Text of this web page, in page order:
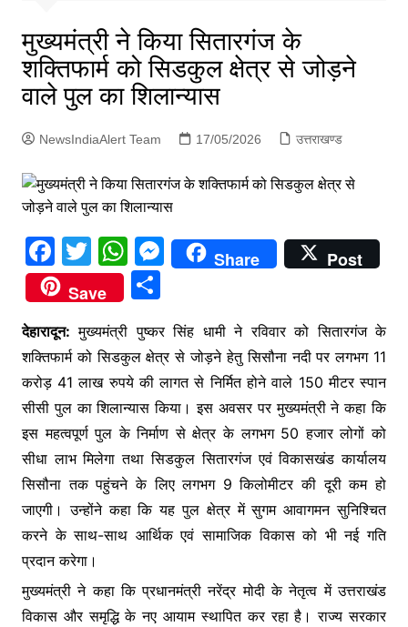
मुख्यमंत्री ने किया सितारगंज के
शक्तिफार्म को सिडकुल क्षेत्र से जोड़ने
वाले पुल का शिलान्यास
NewsIndiaAlert Team 17/05/2026 उत्तराखण्ड
F
a
c
e
b
o
o
k
T
w
itt
er
W
h
at
s
A
p
p
M
e
s
e
n
g
er
Share
Post
Save
S
ar
e
देहारादून: मुख्यमंत्री पुष्कर सिंह धामी ने रविवार को सितारगंज के
शक्तिफार्म को सिडकुल क्षेत्र से जोड़ने हेतु सिसौना नदी पर लगभग 11
करोड़ 41 लाख रुपये की लागत से निर्मित होने वाले 150 मीटर स्पान
सीसी पुल का शिलान्यास किया। इस अवसर पर मुख्यमंत्री ने कहा कि
इस महत्वपूर्ण पुल के निर्माण से क्षेत्र के लगभग 50 हजार लोगों को
सीधा लाभ मिलेगा तथा सिडकुल सितारगंज एवं विकासखंड कार्यालय
सिसौना तक पहुंचने के लिए लगभग 9 किलोमीटर की दूरी कम हो
जाएगी। उन्होंने कहा कि यह पुल क्षेत्र में सुगम आवागमन सुनिश्चित
करने के साथ-साथ आर्थिक एवं सामाजिक विकास को भी नई गति
प्रदान करेगा।
मुख्यमंत्री ने कहा कि प्रधानमंत्री नरेंद्र मोदी के नेतृत्व में उत्तराखंड
विकास और समृद्धि के नए आयाम स्थापित कर रहा है। राज्य सरकार